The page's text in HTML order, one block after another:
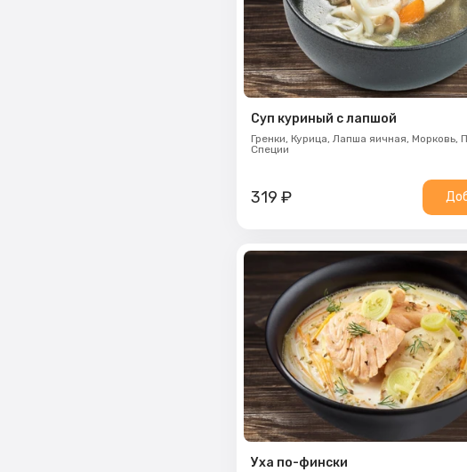
Суп куриный с лапшой
Гренки, Курица, Лапша яичная, Морковь,
Специи
319 ₽
Уха по-фински